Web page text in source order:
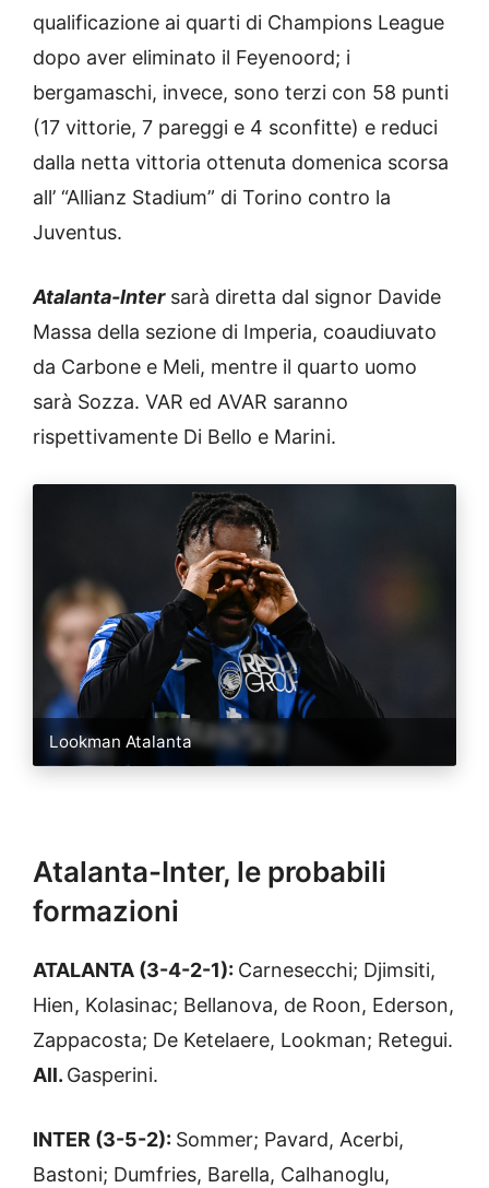
qualificazione ai quarti di Champions League
dopo aver eliminato il Feyenoord; i
bergamaschi, invece, sono terzi con 58 punti
(17 vittorie, 7 pareggi e 4 sconfitte) e reduci
dalla netta vittoria ottenuta domenica scorsa
all’ “Allianz Stadium” di Torino contro la
Juventus.
Atalanta-Intersarà diretta dal signor Davide
Massa della sezione di Imperia, coaudiuvato
da Carbone e Meli, mentre il quarto uomo
sarà Sozza. VAR ed AVAR saranno
rispettivamente Di Bello e Marini.
Lookman Atalanta
Atalanta-Inter, le probabili
formazioni
ATALANTA (3-4-2-1): Carnesecchi; Djimsiti,
Hien, Kolasinac; Bellanova, de Roon, Ederson,
Zappacosta; De Ketelaere, Lookman; Retegui.
All. Gasperini.
INTER (3-5-2): Sommer; Pavard, Acerbi,
Bastoni; Dumfries, Barella, Calhanoglu,